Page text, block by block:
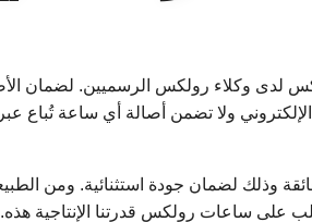
لدى وكلاء رولكس الرسميين. لضمان
الإلكتروني ولا تضمن أصالة أي ساعة
وذلك لضمان جودة استثنائية. ومن
على ساعات رولكس قدرتنا الإنتاجية